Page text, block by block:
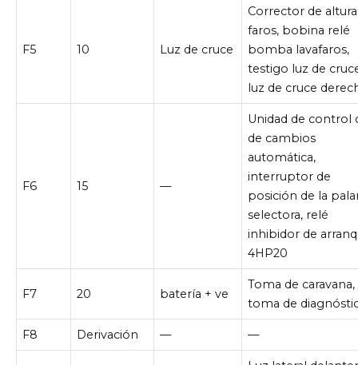
F5 10 Luz de cruce
Corrector de
faros, bobina relé
bomba lavafaros,
testigo luz de
luz de cruce
F6 15 —
Unidad de control
de cambios
automática,
interruptor de
posición de la
selectora, relé
inhibidor de
4HP20
F7 20 batería + ve
Toma de caravana,
toma de
F8 Derivación — —